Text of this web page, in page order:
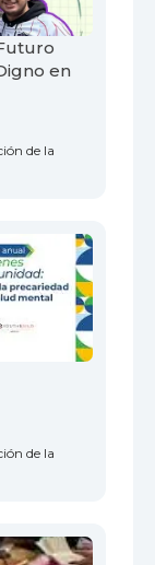
en
de la
de la